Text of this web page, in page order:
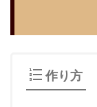
作り方